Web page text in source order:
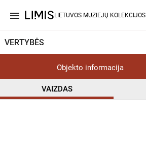
menu LIETUVOS MUZIEJŲ KOLEKCIJOS
VERTYBĖS
Objekto informacija
VAIZDAS
InC help_outline